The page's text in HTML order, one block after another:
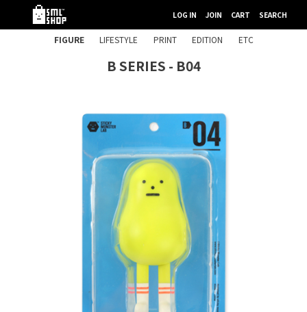
LOG IN JOIN CART SEARCH
FIGURE LIFESTYLE PRINT EDITION ETC
B SERIES - B04